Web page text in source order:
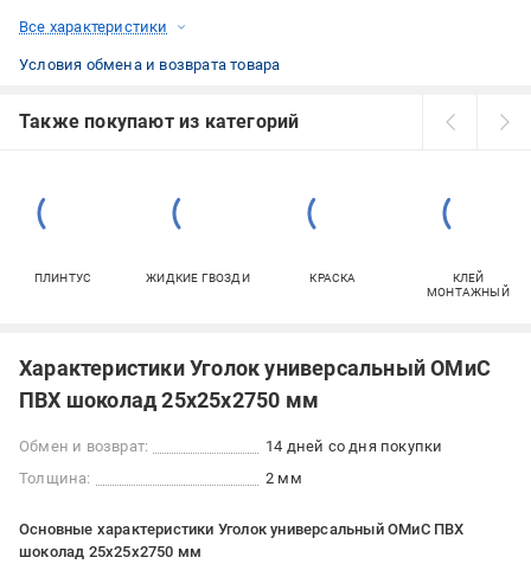
Все характеристики
Условия обмена и возврата товара
Также покупают из категорий
ПЛИНТУС ЖИДКИЕ ГВОЗДИ КРАСКА
КЛЕЙ
МОНТАЖНЫЙ
Характеристики Уголок универсальный ОМиС
ПВХ шоколад 25x25x2750 мм
Обмен и возврат:
14 дней со дня покупки
Толщина:
2 мм
Основные характеристики Уголок универсальный ОМиС ПВХ
шоколад 25x25x2750 мм